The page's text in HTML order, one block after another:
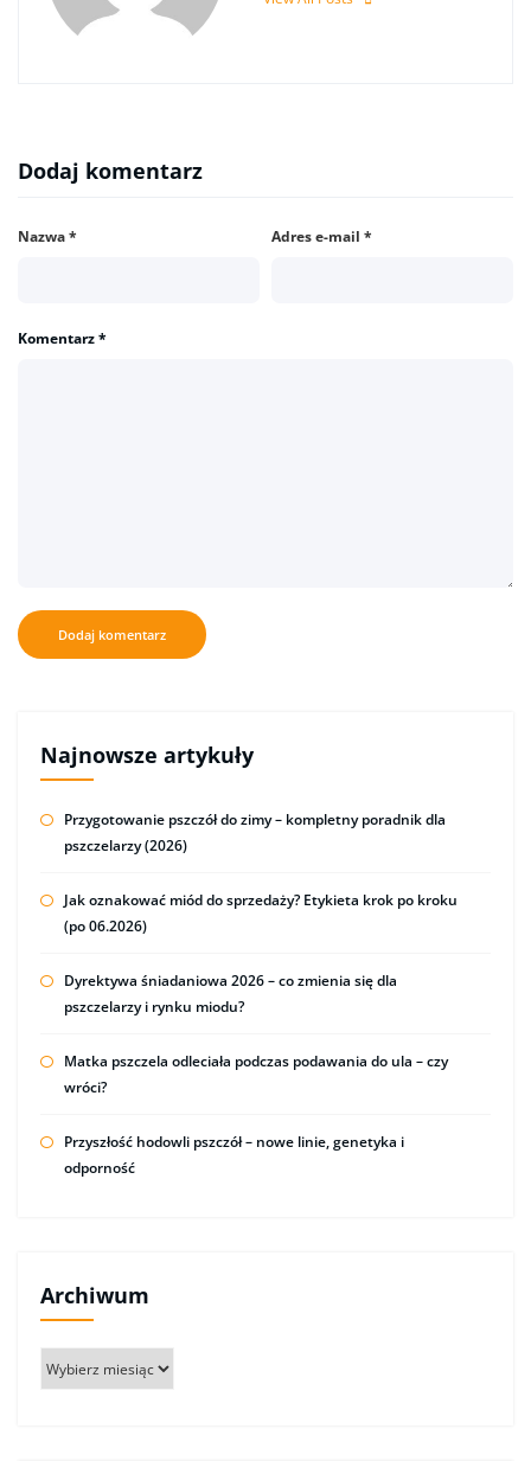
Dodaj komentarz
Nazwa* Adres e-mail *
Komentarz*
Najnowsze artykuły
Przygotowanie pszczół do zimy – kompletny poradnik dla
pszczelarzy (2026)
Jak oznakować miód do sprzedaży? Etykieta krok po kroku
(po 06.2026)
Dyrektywa śniadaniowa 2026 – co zmienia się dla
pszczelarzy i rynku miodu?
Matka pszczela odleciała podczas podawania do ula – czy
wróci?
Przyszłość hodowli pszczół – nowe linie, genetyka i
odporność
Archiwum